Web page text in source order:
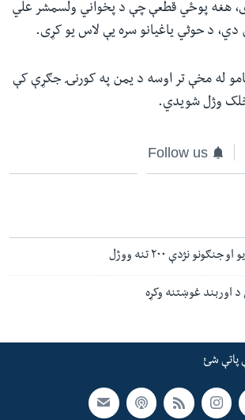
هغه پوځي قطعې چې د پخواني ولسمشر علي
دي، د حوثي یاغیانو سره یې لاس یو کړی.
له مخې تر اوسه د یمن په کورنۍ جګړې کې
وژل شویدي.
Follow us
نژدې ۲۰۰ تنه ووژل
د اوربند غوښتنه وکړه
پاتې شئ